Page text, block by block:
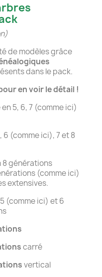
de modèles grâce
dans le pack.
en voir le détail !
en 5, 6, 7 (comme ici)
6 (comme ici), 7 et 8
8 générations
(comme ici)
extensives.
(comme ici) et 6
carré
vertical